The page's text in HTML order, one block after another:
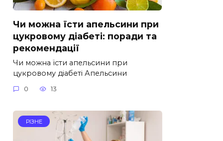
Чи можна їсти апельсини при
цукровому діабеті: поради та
рекомендації
Чи можна їсти апельсини при
цукровому діабеті Апельсини
0 13
РІЗНЕ